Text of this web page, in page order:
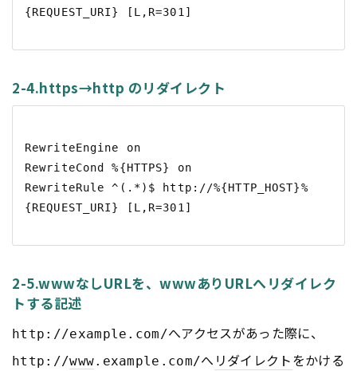
2-4.https→http のリダイレクト
RewriteEngine on
RewriteCond %{HTTPS} on
RewriteRule ^(.*)$ http://%{HTTP_HOST}%
2-5.wwwなしURLを、wwwありURLへリダイレク
トする記述
http://example.com/へアクセスがあった際に、
http://www.example.com/へ リダイレクトをかける